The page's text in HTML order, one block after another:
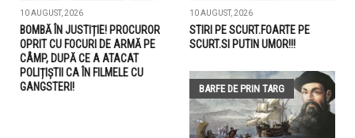
10 AUGUST, 2026
BOMBĂ ÎN JUSTIȚIE! PROCUROR
OPRIT CU FOCURI DE ARMĂ PE
CÂMP, DUPĂ CE A ATACAT
POLIȚIȘTII CA ÎN FILMELE CU
GANGSTERI!
10 AUGUST, 2026
STIRI PE SCURT.FOARTE PE
SCURT.SI PUTIN UMOR!!!
BARFE DE PRIN TARG